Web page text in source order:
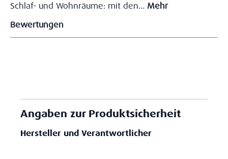
Schlaf- und Wohnräume: mit den… Mehr
Bewertungen
Angaben zur Produktsicherheit
Hersteller und Verantwortlicher